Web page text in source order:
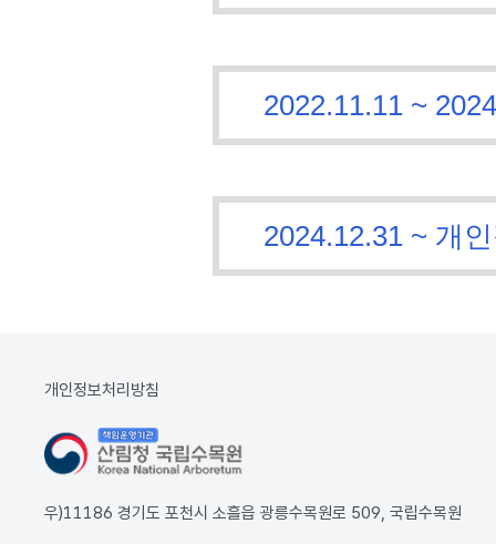
2022.11.11 ~
2024.12.31 ~ 개
개인정보처리방침
우)11186 경기도 포천시 소흘읍 광릉수목원로 509, 국립수목원